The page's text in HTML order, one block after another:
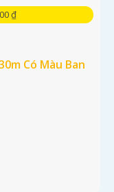
₫
Có Màu Ban